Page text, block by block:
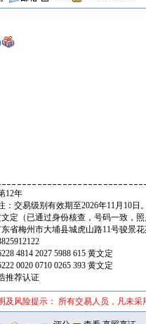
12年
：交易级别有效期至2026年11月10日。
定（已通过身份核查，号码一致，照
省梅州市大埔县城虎山路11号骏景
4814 2027 5988 615 黄文定
0020 0710 0265 393 黄文定
推荐认证
及风险提示： 所有交易人员，凡未采